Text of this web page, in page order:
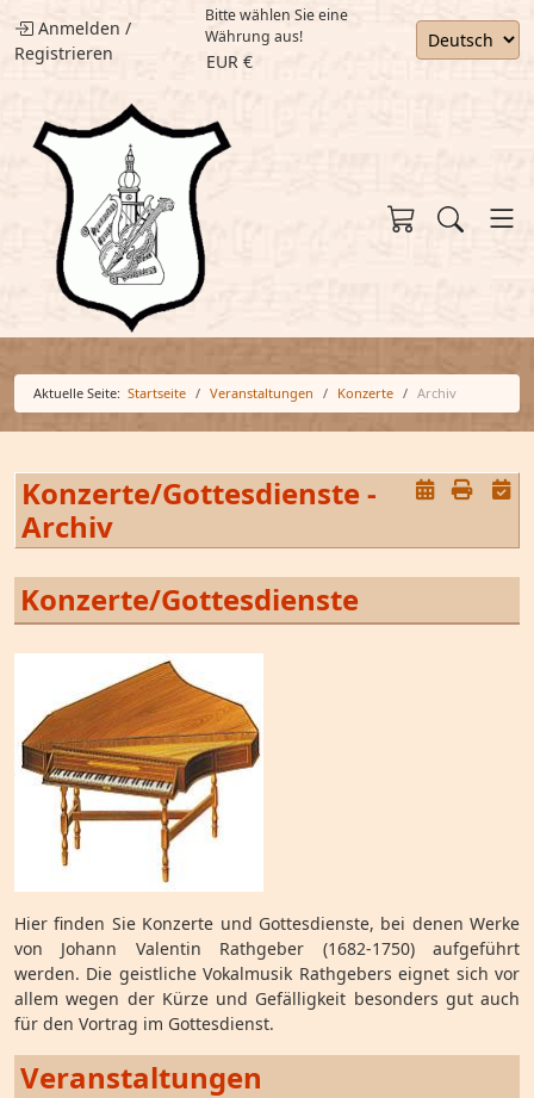
Anmelden /
Registrieren
Bitte wählen Sie eine
Währung aus!
EUR €
Aktuelle Seite: Startseite Veranstaltungen Konzerte Archiv
Konzerte/Gottesdienste -
Archiv
Konzerte/Gottesdienste
Hier finden Sie Konzerte und Gottesdienste, bei denen Werke
von Johann Valentin Rathgeber (1682-1750) aufgeführt
werden. Die geistliche Vokalmusik Rathgebers eignet sich vor
allem wegen der Kürze und Gefälligkeit besonders gut auch
für den Vortrag im Gottesdienst.
Veranstaltungen